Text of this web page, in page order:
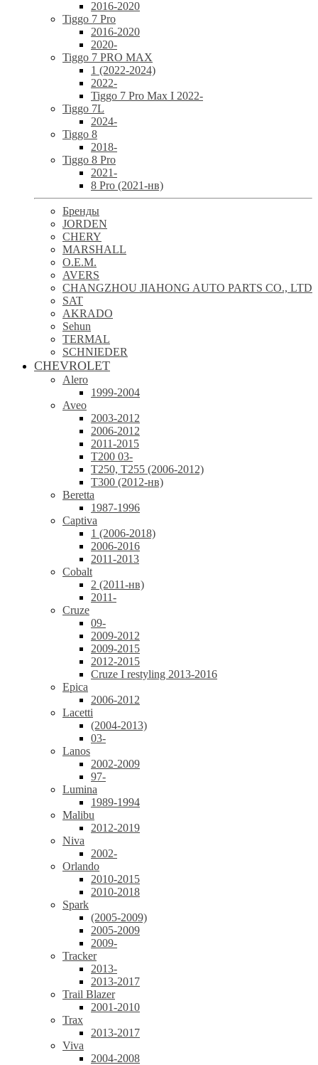
2016-2020
Tiggo 7 Pro
2016-2020
2020-
Tiggo 7 PRO MAX
1 (2022-2024)
2022-
Tiggo 7 Pro Max I 2022-
Tiggo 7L
2024-
Tiggo 8
2018-
Tiggo 8 Pro
2021-
8 Pro (2021-нв)
Бренды
JORDEN
CHERY
MARSHALL
O.E.M.
AVERS
CHANGZHOU JIAHONG AUTO PARTS CO., LTD
SAT
AKRADO
Sehun
TERMAL
SCHNIEDER
CHEVROLET
Alero
1999-2004
Aveo
2003-2012
2006-2012
2011-2015
T200 03-
T250, T255 (2006-2012)
T300 (2012-нв)
Beretta
1987-1996
Captiva
1 (2006-2018)
2006-2016
2011-2013
Cobalt
2 (2011-нв)
2011-
Cruze
09-
2009-2012
2009-2015
2012-2015
Cruze I restyling 2013-2016
Epica
2006-2012
Lacetti
(2004-2013)
03-
Lanos
2002-2009
97-
Lumina
1989-1994
Malibu
2012-2019
Niva
2002-
Orlando
2010-2015
2010-2018
Spark
(2005-2009)
2005-2009
2009-
Tracker
2013-
2013-2017
Trail Blazer
2001-2010
Trax
2013-2017
Viva
2004-2008